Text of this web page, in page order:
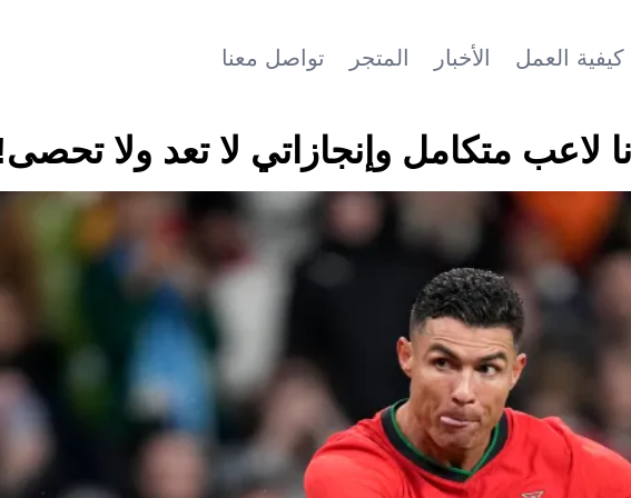
كيفية العمل الأخبار المتجر تواصل معنا
لاعب متكامل وإنجازاتي لا تعد ولا